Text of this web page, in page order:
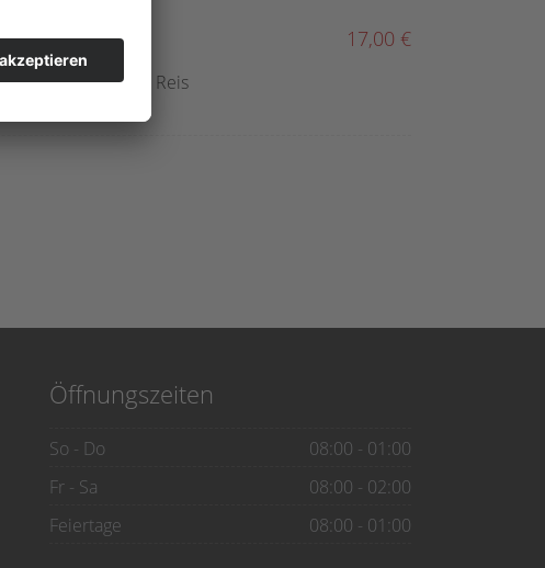
17,00 €
und Paprika, dazu Reis
Öffnungszeiten
So - Do
08:00 - 01:00
Fr - Sa
08:00 - 02:00
Feiertage
08:00 - 01:00